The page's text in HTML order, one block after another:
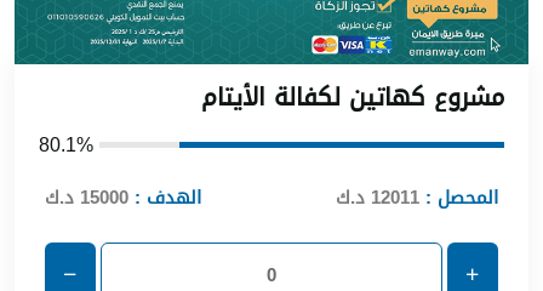
شروع كهاتين لكفالة الأيتا
80.1%
المحصل : 12011 د.ك الهدف : 15000 د.ك